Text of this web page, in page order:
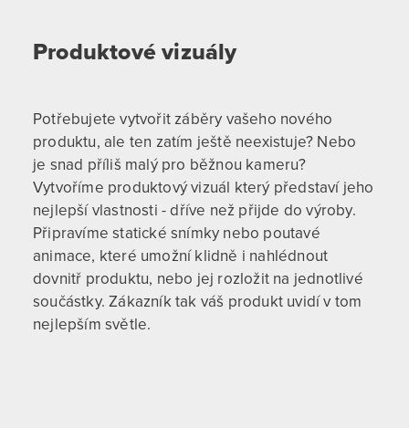
Produktové vizuály
Potřebujete vytvořit záběry vašeho nového
produktu, ale ten zatím ještě neexistuje? Nebo
je snad příliš malý pro běžnou kameru?
Vytvoříme produktový vizuál který představí jeho
nejlepší vlastnosti - dříve než přijde do výroby.
Připravíme statické snímky nebo poutavé
animace, které umožní klidně i nahlédnout
dovnitř produktu, nebo jej rozložit na jednotlivé
součástky. Zákazník tak váš produkt uvidí v tom
nejlepším světle.